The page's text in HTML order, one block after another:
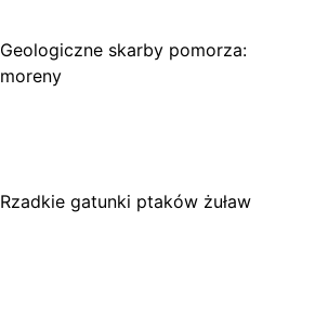
Geologiczne skarby pomorza:
moreny
Rzadkie gatunki ptaków żuław